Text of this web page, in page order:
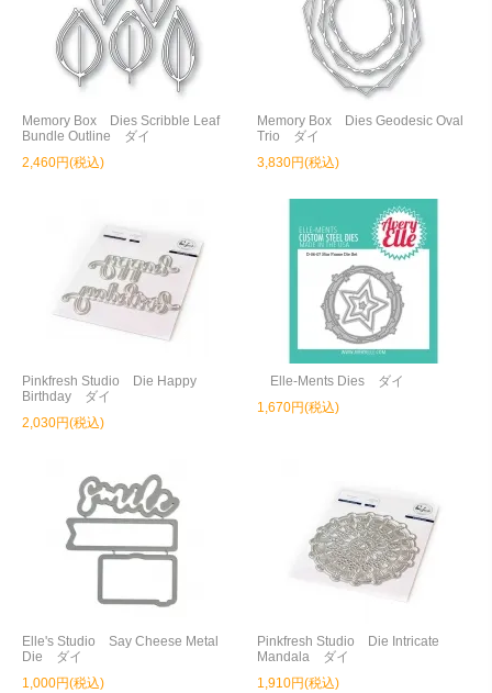
Memory Box Dies Scribble Leaf
Bundle Outline ダイ
2,460円(税込)
Memory Box Dies Geodesic Oval
Trio ダイ
3,830円(税込)
Pinkfresh Studio Die Happy
Birthday ダイ
2,030円(税込)
Elle-Ments Dies ダイ
1,670円(税込)
Elle's Studio Say Cheese Metal
Die ダイ
1,000円(税込)
Pinkfresh Studio Die Intricate
Mandala ダイ
1,910円(税込)